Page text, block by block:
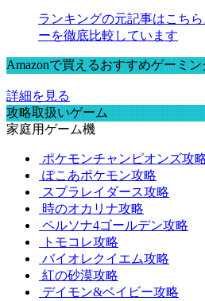
ランキングの元記事はこち
ーを徹底比較しています
Amazonで買えるおすすめゲーミ
詳細を見る
攻略取扱いゲーム
家庭用ゲーム機
ポケモンチャンピオンズ攻
ぽこあポケモン攻略
スプラレイダース攻略
時のオカリナ攻略
ペルソナ4ゴールデン攻略
トモコレ攻略
バイオレクイエム攻略
紅の砂漠攻略
デイモン&ベイビー攻略